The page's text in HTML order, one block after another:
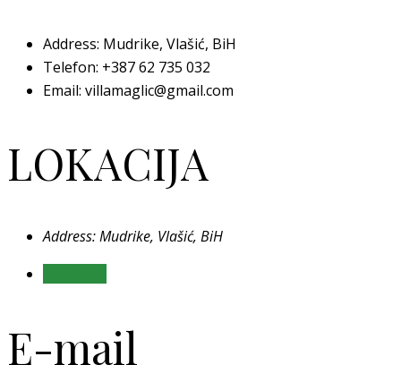
Address: Mudrike, Vlašić, BiH
Telefon: +387 62 735 032
Email: villamaglic@gmail.com
LOKACIJA
Address: Mudrike, Vlašić, BiH
E-mail